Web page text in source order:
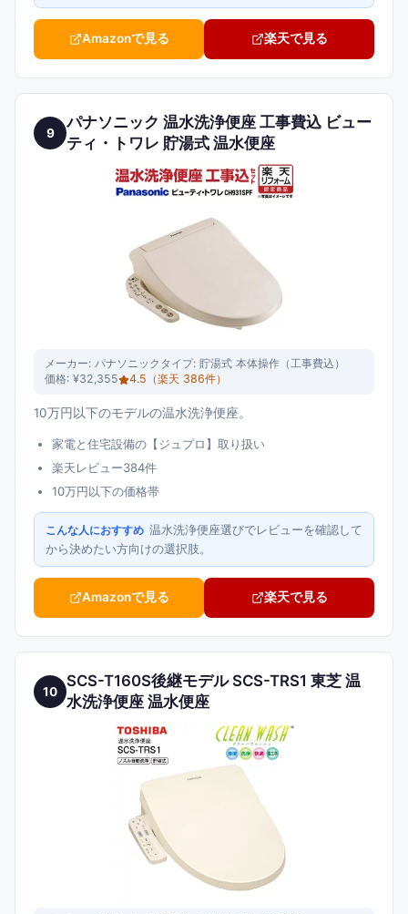
Amazonで見る 楽天で見る
9
パナソニック 温水洗浄便座 工事費込 ビュー
ティ・トワレ 貯湯式 温水便座
メーカー: パナソニック タイプ: 貯湯式 本体操作（工事費込）
価格: ¥32,355 4.5 （楽天 386件）
10万円以下のモデルの温水洗浄便座。
家電と住宅設備の【ジュプロ】取り扱い
楽天レビュー384件
10万円以下の価格帯
こんな人におすすめ 温水洗浄便座選びでレビューを確認して
から決めたい方向けの選択肢。
Amazonで見る 楽天で見る
10
SCS-T160S後継モデル SCS-TRS1 東芝 温
水洗浄便座 温水便座